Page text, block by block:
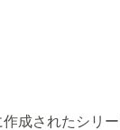
成されたシリ